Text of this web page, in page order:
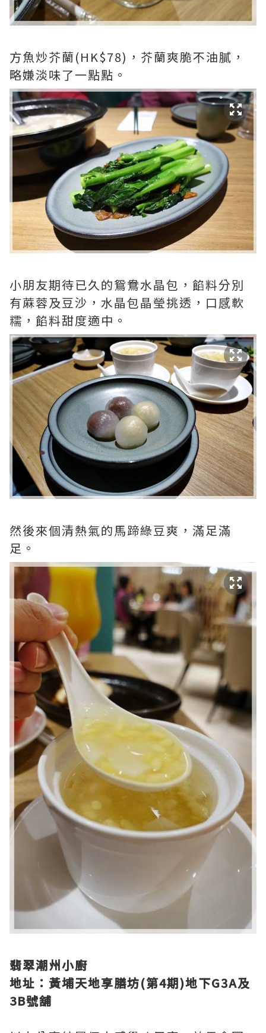
方魚炒芥蘭(HK$78)，芥蘭爽脆不油膩，
略嫌淡味了一點點。
小朋友期待已久的鴛鴦水晶包，餡料分別
有蔴蓉及豆沙，水晶包晶瑩挑透，口感軟
糯，餡料甜度適中。
然後來個清熱氣的馬蹄綠豆爽，滿足滿
足。
翡翠潮州小廚
地址：黃埔天地享膳坊(第4期)地下G3A及
3B號舖